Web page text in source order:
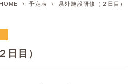
HOME 予定表 県外施設研修（２日目）
日目）